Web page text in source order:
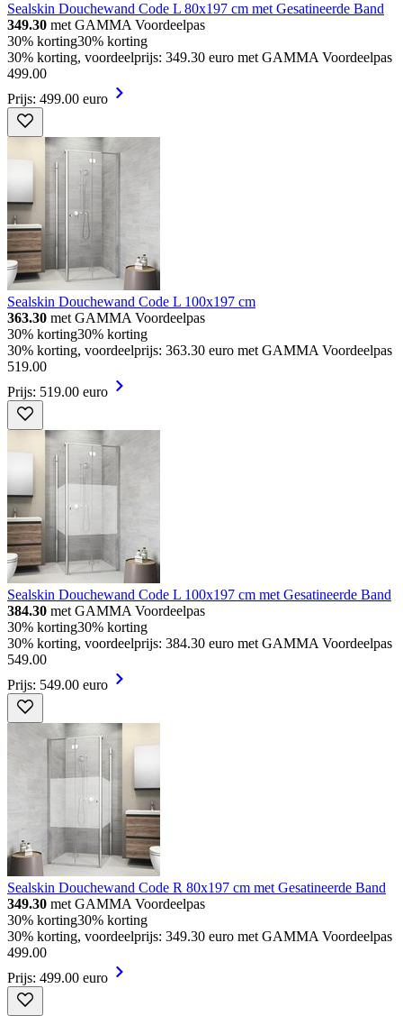
Sealskin Douchewand Code L 80x197 cm met Gesatineerde Band
349.30 met GAMMA Voordeelpas
30% korting30% korting
30% korting, voordeelprijs: 349.30 euro met GAMMA Voordeelpas
499.00
Prijs: 499.00 euro
Sealskin Douchewand Code L 100x197 cm
363.30 met GAMMA Voordeelpas
30% korting30% korting
30% korting, voordeelprijs: 363.30 euro met GAMMA Voordeelpas
519.00
Prijs: 519.00 euro
Sealskin Douchewand Code L 100x197 cm met Gesatineerde Band
384.30 met GAMMA Voordeelpas
30% korting30% korting
30% korting, voordeelprijs: 384.30 euro met GAMMA Voordeelpas
549.00
Prijs: 549.00 euro
Sealskin Douchewand Code R 80x197 cm met Gesatineerde Band
349.30 met GAMMA Voordeelpas
30% korting30% korting
30% korting, voordeelprijs: 349.30 euro met GAMMA Voordeelpas
499.00
Prijs: 499.00 euro